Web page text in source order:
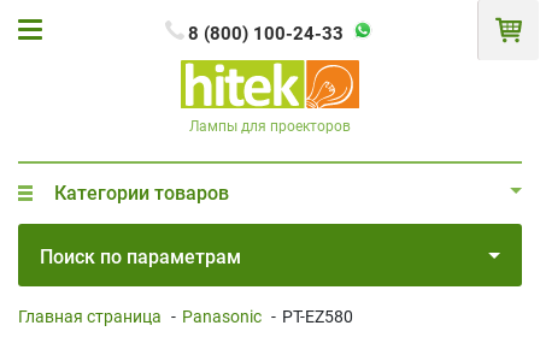
8 (800) 100-24-33
Лампы для проекторов
Категории товаров
Поиск по параметрам
Главная страница - Panasonic - PT-EZ580